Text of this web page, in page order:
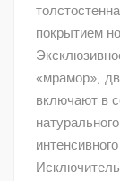
покрытием
«мрамор»,
включают в